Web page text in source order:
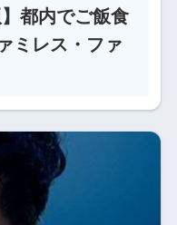
都内でご飯食
ミレス・ファ